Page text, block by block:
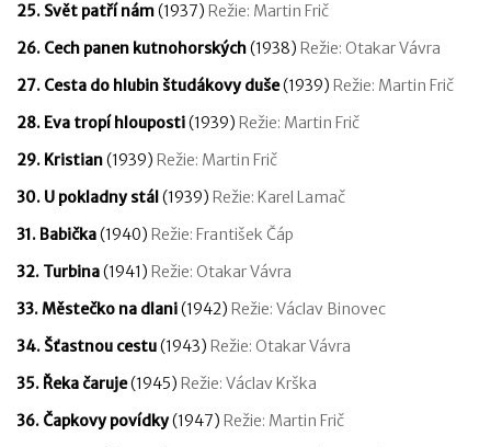
25. Svět patří nám(1937) Režie: Martin Frič
26. Cech panen kutnohorských(1938) Režie: Otakar Vávra
27. Cesta do hlubin študákovy duše(1939) Režie: Martin Frič
28. Eva tropí hlouposti(1939) Režie: Martin Frič
29. Kristian(1939) Režie: Martin Frič
30. U pokladny stál (1939) Režie: Karel Lamač
31. Babička(1940) Režie: František Čáp
32. Turbina(1941) Režie: Otakar Vávra
33. Městečko na dlani(1942) Režie: Václav Binovec
34. Šťastnou cestu(1943) Režie: Otakar Vávra
35. Řeka čaruje(1945) Režie: Václav Krška
36. Čapkovy povídky(1947) Režie: Martin Frič